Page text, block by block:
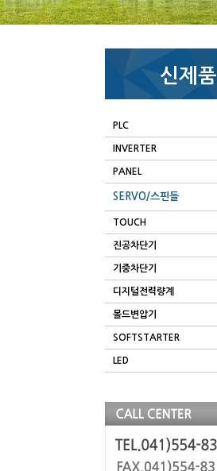
신제품
PLC
INVERTER
PANEL
SERVO/스핀들
TOUCH
진공차단기
기중차단기
디지털전력량계
몰드변압기
SOFTSTARTER
LED